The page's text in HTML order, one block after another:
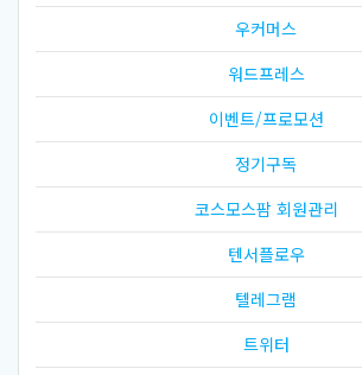
우커머스
워드프레스
이벤트/프로모션
정기구독
코스모스팜 회원관리
텐서플로우
텔레그램
트위터